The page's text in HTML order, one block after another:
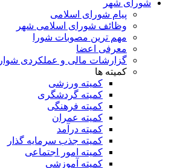
شورای شهر
پیام شورای اسلامی
وظائف شورای اسلامی شهر
مهم ترین مصوبات شورا
معرفی اعضا
گزارشات مالی و عملکردی شوارا
کمیته ها
کمیته ورزشی
کمیته گردشگری
کمیته فرهنگی
کمیته عمران
کمیته درآمد
کمیته جذب سرمایه گذار
کمیته امور اجتماعی
کمیته آموزشی